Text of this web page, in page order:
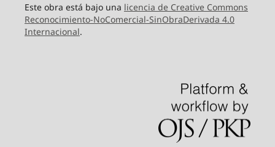
Este obra está bajo una licencia de Creative Commons
Reconocimiento-NoComercial-SinObraDerivada 4.0
Internacional.